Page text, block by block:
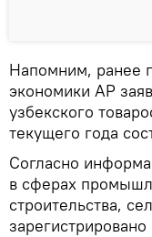
Напомним, ранее
экономики АР
узбекского
текущего года
Согласно
в сферах
строительства,